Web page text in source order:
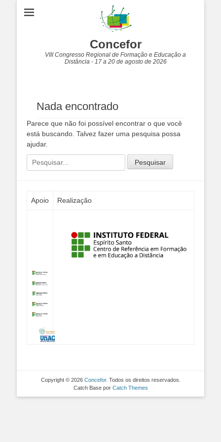
Concefor
VIII Congresso Regional de Formação e Educação a
Distância - 17 a 20 de agosto de 2026
Nada encontrado
Parece que não foi possível encontrar o que você
está buscando. Talvez fazer uma pesquisa possa
ajudar.
Pesquisar
por:
Apoio Realização
Copyright © 2026 Concefor. Todos os direitos reservados.
Catch Base por Catch Themes